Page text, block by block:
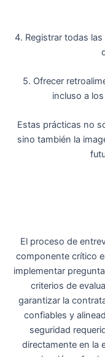
4. Registrar todas
5. Ofrecer
incluso a
Estas prácticas no
sino también la
El proceso de
componente crítico
implementar
criterios de
garantizar la
confiables y
seguridad
directamente en la